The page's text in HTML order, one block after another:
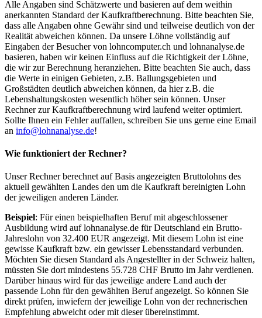
Alle Angaben sind Schätzwerte und basieren auf dem weithin
anerkannten Standard der Kaufkraftberechnung. Bitte beachten Sie,
dass alle Angaben ohne Gewähr sind und teilweise deutlich von der
Realität abweichen können. Da unsere Löhne vollständig auf
Eingaben der Besucher von lohncomputer.ch und lohnanalyse.de
basieren, haben wir keinen Einfluss auf die Richtigkeit der Löhne,
die wir zur Berechnung heranziehen. Bitte beachten Sie auch, dass
die Werte in einigen Gebieten, z.B. Ballungsgebieten und
Großstädten deutlich abweichen können, da hier z.B. die
Lebenshaltungskosten wesentlich höher sein können. Unser
Rechner zur Kaufkraftberechnung wird laufend weiter optimiert.
Sollte Ihnen ein Fehler auffallen, schreiben Sie uns gerne eine Email
an info@lohnanalyse.de!
Wie funktioniert der Rechner?
Unser Rechner berechnet auf Basis angezeigten Bruttolohns des
aktuell gewählten Landes den um die Kaufkraft bereinigten Lohn
der jeweiligen anderen Länder.
Beispiel: Für einen beispielhaften Beruf mit abgeschlossener
Ausbildung wird auf lohnanalyse.de für Deutschland ein Brutto-
Jahreslohn von 32.400 EUR angezeigt. Mit diesem Lohn ist eine
gewisse Kaufkraft bzw. ein gewisser Lebensstandard verbunden.
Möchten Sie diesen Standard als Angestellter in der Schweiz halten,
müssten Sie dort mindestens 55.728 CHF Brutto im Jahr verdienen.
Darüber hinaus wird für das jeweilige andere Land auch der
passende Lohn für den gewählten Beruf angezeigt. So können Sie
direkt prüfen, inwiefern der jeweilige Lohn von der rechnerischen
Empfehlung abweicht oder mit dieser übereinstimmt.